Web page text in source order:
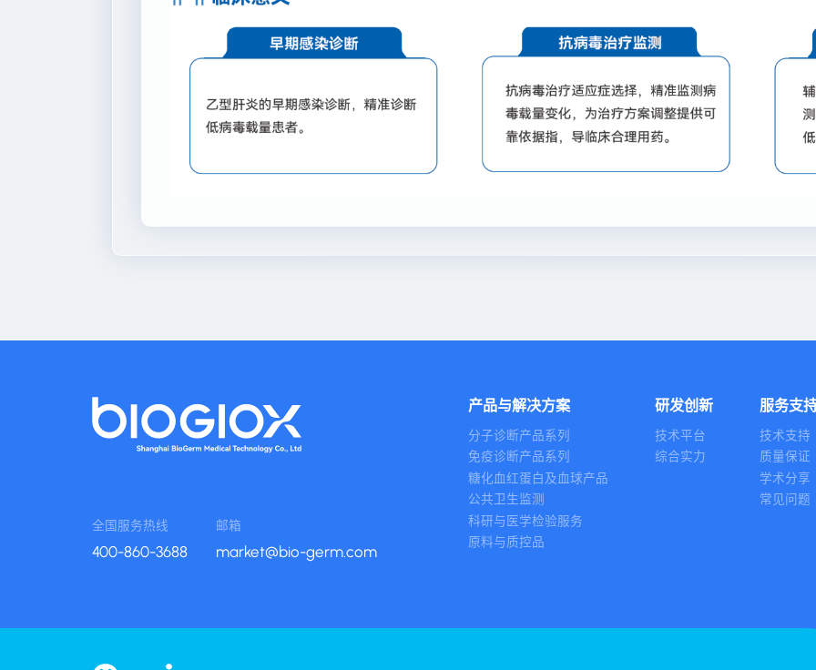
全国服务热线
400-860-3688
邮箱
market@bio-germ.com
产品与解决方案
分子诊断产品系列
免疫诊断产品系列
糖化血红蛋白及血球产品
公共卫生监测
科研与医学检验服务
原料与质控品
研发创新
技术平台
综合实力
服务支
技术支持
质量保证
学术分享
常见问题